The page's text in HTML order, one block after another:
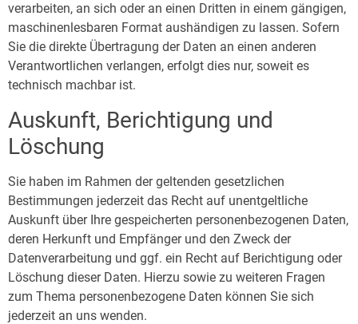
verarbeiten, an sich oder an einen Dritten in einem gängigen,
maschinenlesbaren Format aushändigen zu lassen. Sofern
Sie die direkte Übertragung der Daten an einen anderen
Verantwortlichen verlangen, erfolgt dies nur, soweit es
technisch machbar ist.
Auskunft, Berichtigung und
Löschung
Sie haben im Rahmen der geltenden gesetzlichen
Bestimmungen jederzeit das Recht auf unentgeltliche
Auskunft über Ihre gespeicherten personenbezogenen Daten,
deren Herkunft und Empfänger und den Zweck der
Datenverarbeitung und ggf. ein Recht auf Berichtigung oder
Löschung dieser Daten. Hierzu sowie zu weiteren Fragen
zum Thema personenbezogene Daten können Sie sich
jederzeit an uns wenden.